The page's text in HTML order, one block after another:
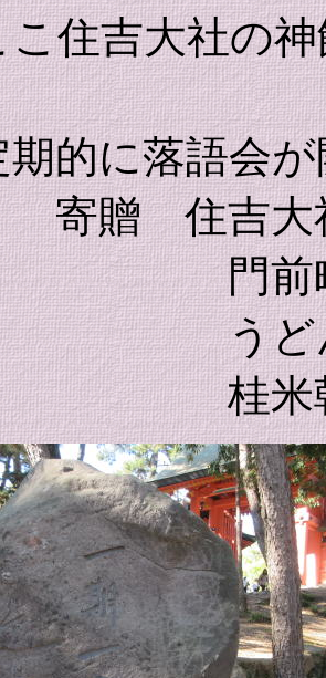
大社の神館
落語会が開
住吉大
町粉浜
や風
朝門